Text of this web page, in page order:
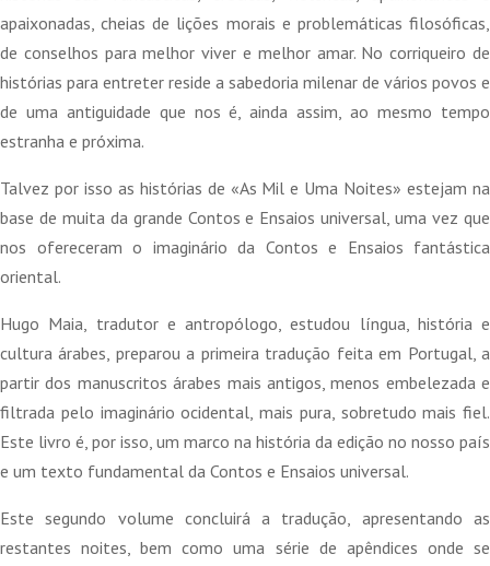
apaixonadas, cheias de lições morais e problemáticas filosóficas,
de conselhos para melhor viver e melhor amar. No corriqueiro de
histórias para entreter reside a sabedoria milenar de vários povos e
de uma antiguidade que nos é, ainda assim, ao mesmo tempo
estranha e próxima.
Talvez por isso as histórias de «As Mil e Uma Noites» estejam na
base de muita da grande Contos e Ensaios universal, uma vez que
nos ofereceram o imaginário da Contos e Ensaios fantástica
oriental.
Hugo Maia, tradutor e antropólogo, estudou língua, história e
cultura árabes, preparou a primeira tradução feita em Portugal, a
partir dos manuscritos árabes mais antigos, menos embelezada e
filtrada pelo imaginário ocidental, mais pura, sobretudo mais fiel.
Este livro é, por isso, um marco na história da edição no nosso país
e um texto fundamental da Contos e Ensaios universal.
Este segundo volume concluirá a tradução, apresentando as
restantes noites, bem como uma série de apêndices onde se